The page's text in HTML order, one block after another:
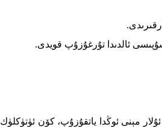
ئالدىدا تۇرغۇزۇپ قويدى.
مېنى ئوڭدا ياتقۇزۇپ، كۆن ئۈتۈكلۈك